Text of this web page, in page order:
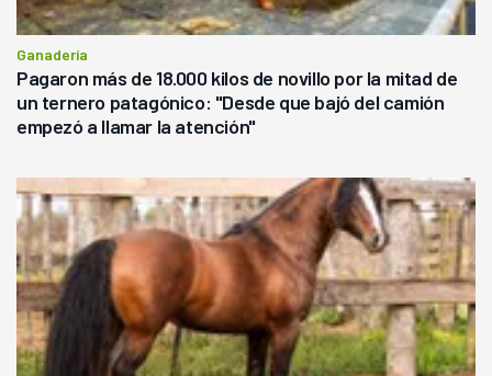
Ganadería
Pagaron más de 18.000 kilos de novillo por la mitad de
un ternero patagónico: "Desde que bajó del camión
empezó a llamar la atención"